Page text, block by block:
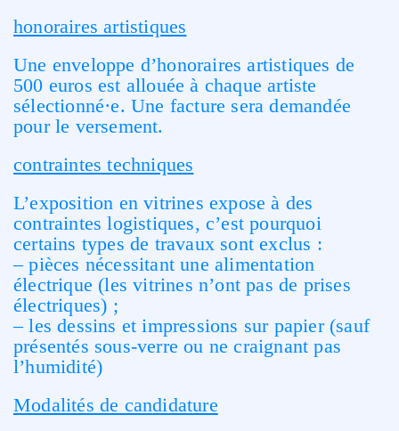
honoraires artistiques
Une enveloppe d’honoraires artistiques de
500 euros est allouée à chaque artiste
sélectionné·e. Une facture sera demandée
pour le versement.
contraintes techniques
L’exposition en vitrines expose à des
contraintes logistiques, c’est pourquoi
certains types de travaux sont exclus :
– pièces nécessitant une alimentation
électrique (les vitrines n’ont pas de prises
électriques) ;
– les dessins et impressions sur papier (sauf
présentés sous-verre ou ne craignant pas
l’humidité)
Modalités de candidature